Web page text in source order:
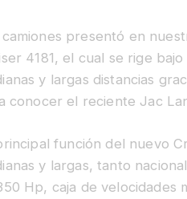
presentó en
4181, el cual se rige
y largas distancias
conocer el reciente Jac
función del nuevo
y largas, tanto
Hp, caja de velocidades